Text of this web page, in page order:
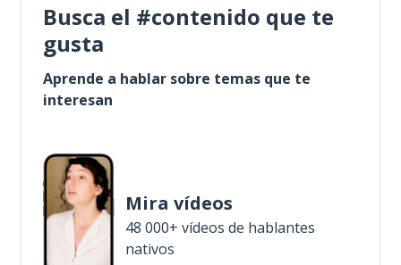
Busca el #contenido que te
gusta
Aprende a hablar sobre temas que te
interesan
Mira vídeos
48 000+ vídeos de hablantes
nativos